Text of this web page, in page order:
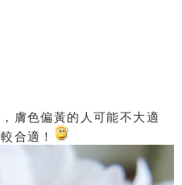
膚色偏黃的人可能不大適
合適！